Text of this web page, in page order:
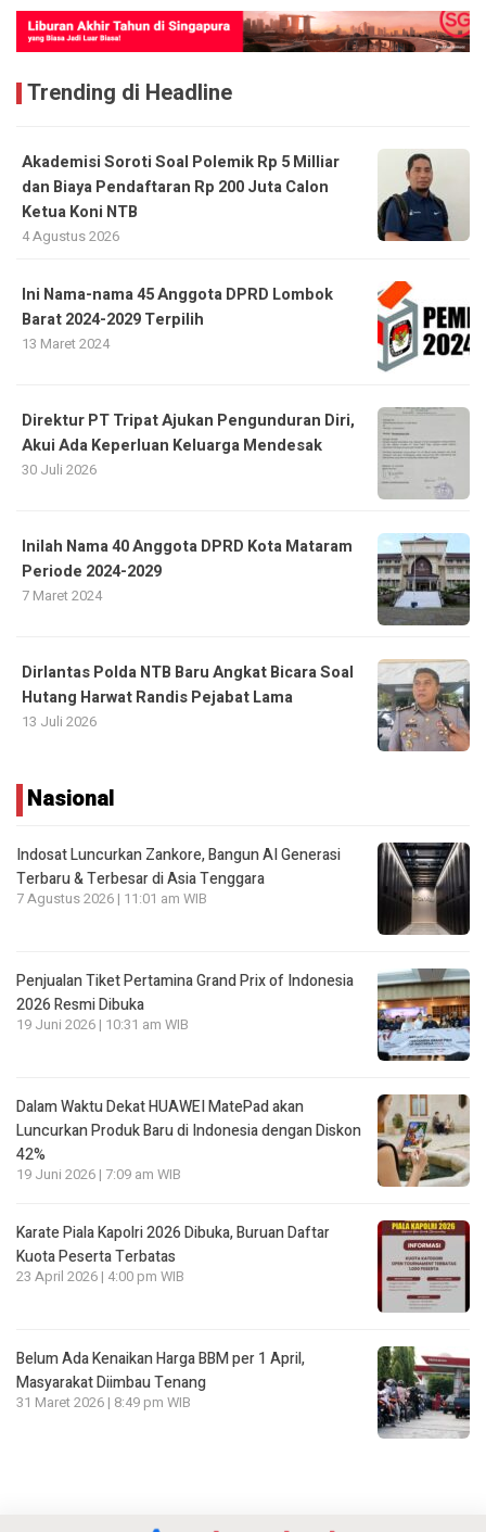
Trending di Headline
Akademisi Soroti Soal Polemik Rp 5 Milliar
dan Biaya Pendaftaran Rp 200 Juta Calon
Ketua Koni NTB
4 Agustus 2026
Ini Nama-nama 45 Anggota DPRD Lombok
Barat 2024-2029 Terpilih
13 Maret 2024
Direktur PT Tripat Ajukan Pengunduran Diri,
Akui Ada Keperluan Keluarga Mendesak
30 Juli 2026
Inilah Nama 40 Anggota DPRD Kota Mataram
Periode 2024-2029
7 Maret 2024
Dirlantas Polda NTB Baru Angkat Bicara Soal
Hutang Harwat Randis Pejabat Lama
13 Juli 2026
Nasional
Indosat Luncurkan Zankore, Bangun AI Generasi
Terbaru & Terbesar di Asia Tenggara
7 Agustus 2026 | 11:01 am WIB
Penjualan Tiket Pertamina Grand Prix of Indonesia
2026 Resmi Dibuka
19 Juni 2026 | 10:31 am WIB
Dalam Waktu Dekat HUAWEI MatePad akan
Luncurkan Produk Baru di Indonesia dengan Diskon
42%
19 Juni 2026 | 7:09 am WIB
Karate Piala Kapolri 2026 Dibuka, Buruan Daftar
Kuota Peserta Terbatas
23 April 2026 | 4:00 pm WIB
Belum Ada Kenaikan Harga BBM per 1 April,
Masyarakat Diimbau Tenang
31 Maret 2026 | 8:49 pm WIB